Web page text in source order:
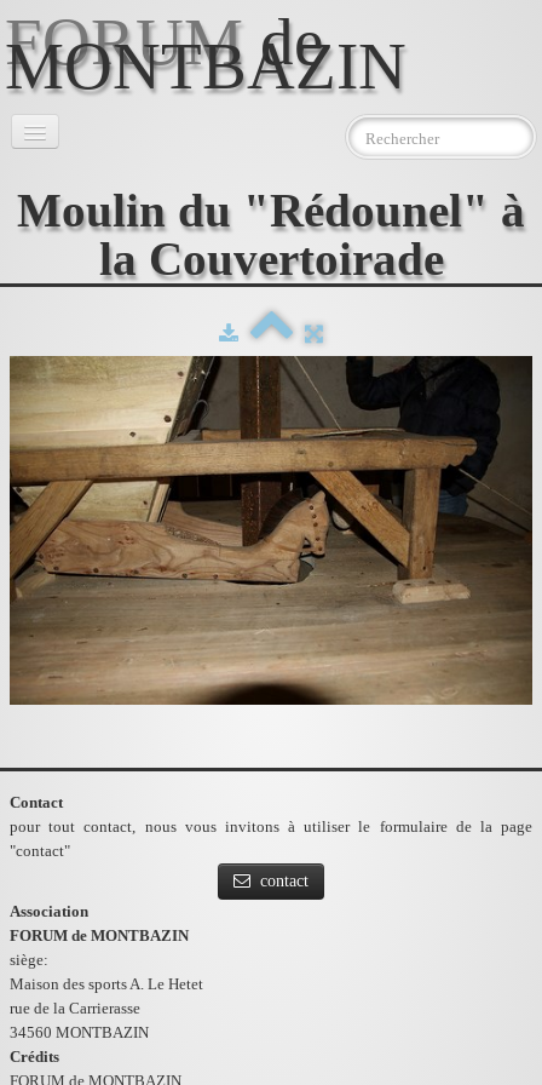
FORUM de
MONTBAZIN
l'Association▼
Le Moulin▼
Contact
AEMJ
Moulin du "Rédounel" à
la Couvertoirade
Contact
pour tout contact, nous vous invitons à utiliser le formulaire de la page
"contact"
contact
Association
FORUM de MONTBAZIN
siège:
Maison des sports A. Le Hetet
rue de la Carrierasse
34560 MONTBAZIN
Crédits
FORUM de MONTBAZIN